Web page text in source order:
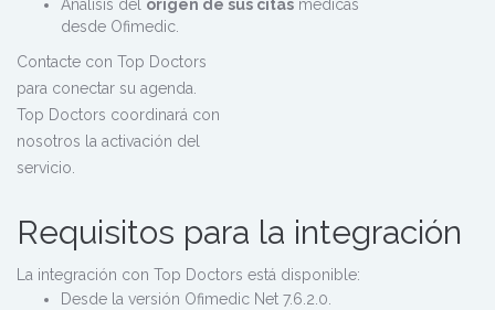
Análisis del origen de sus citas médicas
desde Ofimedic.
Contacte con Top Doctors
para conectar su agenda.
Top Doctors coordinará con
nosotros la activación del
servicio.
Requisitos para la integración
La integración con Top Doctors está disponible:
Desde la versión Ofimedic Net 7.6.2.0.